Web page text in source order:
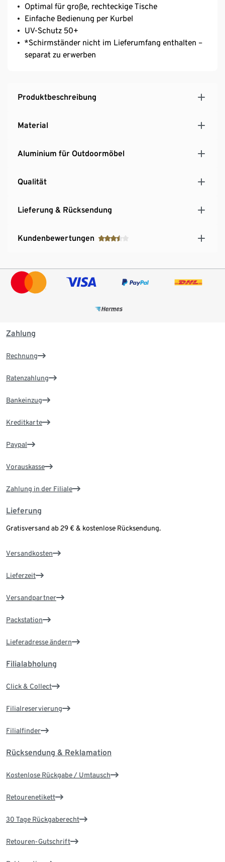
Optimal für große, rechteckige Tische
Einfache Bedienung per Kurbel
UV-Schutz 50+
*Schirmständer nicht im Lieferumfang enthalten –
separat zu erwerben
Produktbeschreibung
Material
Aluminium für Outdoormöbel
Qualität
Lieferung & Rücksendung
Kundenbewertungen
Zahlung
Rechnung
Ratenzahlung
Bankeinzug
Kreditkarte
Paypal
Vorauskasse
Zahlung in der Filiale
Lieferung
Gratisversand ab 29 € & kostenlose Rücksendung.
Versandkosten
Lieferzeit
Versandpartner
Packstation
Lieferadresse ändern
Filialabholung
Click & Collect
Filialreservierung
Filialfinder
Rücksendung & Reklamation
Kostenlose Rückgabe / Umtausch
Retourenetikett
30 Tage Rückgaberecht
Retouren-Gutschrift